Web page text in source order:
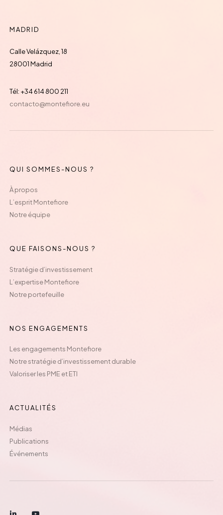
MADRID
Calle Velázquez, 18
28001 Madrid
Tél: +34 614 800 211
contacto@montefiore.eu
QUI SOMMES-NOUS ?
À propos
L’esprit Montefiore
Notre équipe
QUE FAISONS-NOUS ?
Stratégie d’investissement
L’expertise Montefiore
Notre portefeuille
NOS ENGAGEMENTS
Les engagements Montefiore
Notre stratégie d’investissement durable
Valoriser les PME et ETI
ACTUALITÉS
Médias
Publications
Événements